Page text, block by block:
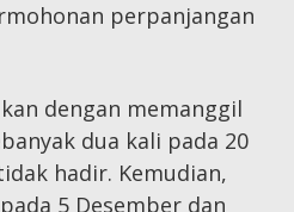
perpanjangan
dengan memanggil
dua kali pada 20
hadir. Kemudian,
5 Desember dan